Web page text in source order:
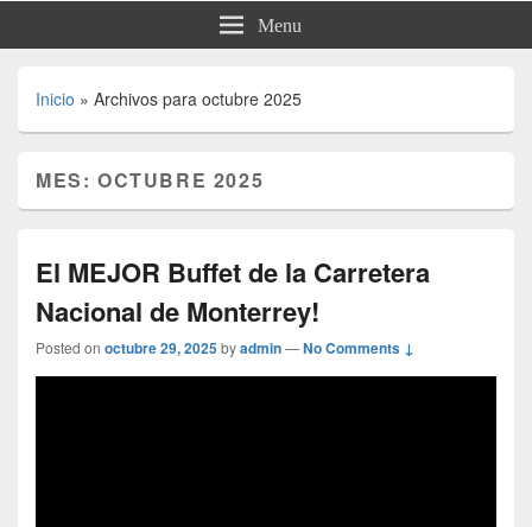
Menu
Inicio » Archivos para octubre 2025
MES: OCTUBRE 2025
El MEJOR Buffet de la Carretera
Nacional de Monterrey!
Posted on octubre 29, 2025byadmin—No Comments ↓